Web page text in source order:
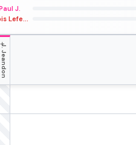
J.
J. Jeandon
+